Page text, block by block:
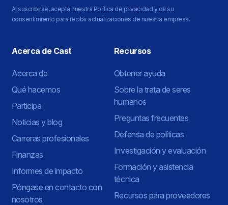
Al suscribirse, acepta nuestra Política de privacidad y da su
consentimiento para recibir actualizaciones de nuestra empresa.
Acerca de Cast
Acerca de
Qué hacemos
Participa
Noticias y blog
Carreras profesionales
Finanzas
Informes de impacto
Póngase en contacto con
nosotros
Recursos
Obtener ayuda
Sobre la trata de seres
humanos
Preguntas frecuentes
Defensa de políticas
Investigación y evaluación
Formación y asistencia
técnica
Recursos para proveedores